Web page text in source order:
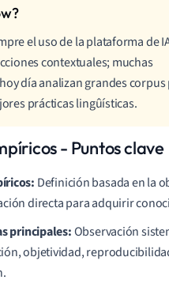
el uso de la plataforma de
contextuales; muchas
día analizan grandes corpus
prácticas lingûísticas.
- Puntos clave
Definición basada en la
directa para adquirir
principales:Observación
objetividad,